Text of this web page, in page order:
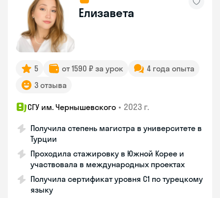
Елизавета
5 от 1590 ₽ за урок
4 года опыта
3 отзыва
СГУ им. Чернышевского • 2023 г.
Получила степень магистра в университете в
Турции
Проходила стажировку в Южной Корее и
участвовала в международных проектах
Получила сертификат уровня C1 по турецкому
языку